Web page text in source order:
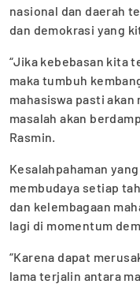
nasional dan daerah
dan demokrasi yang
“Jika kebebasan kita
maka tumbuh
mahasiswa pasti akan
masalah akan
Rasmin.
Kesalahpahaman
membudaya setiap
dan kelembagaan
lagi di momentum
“Karena dapat
lama terjalin antara